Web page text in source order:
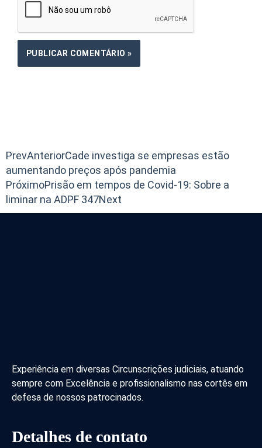
PrevAnteriorCade investiga se empresas estão
aumentando preços após pandemia
PróximoPrisão em tempos de Covid-19: Sobre a
liminar na ADPF 347Next
Experiência em diversas Circunscrições judiciais, atuando
sempre com Excelência e profissionalismo nas cortês em
defesa de nossos patrocinados.
Detalhes de contato